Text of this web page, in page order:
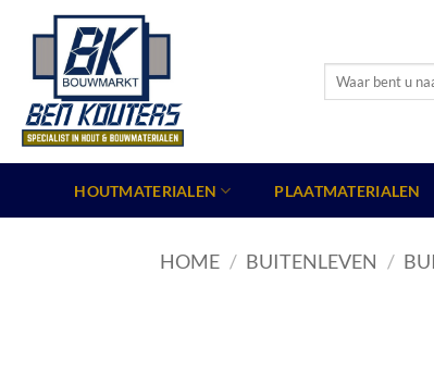
Zoeken
HOUTMATERIALEN PLAATMATERIALEN
HOME / BUITENLEVEN /